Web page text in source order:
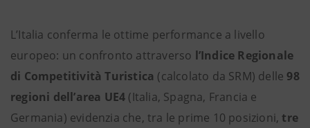
L’Italia conferma le ottime performance a livello
europeo: un confronto attraverso l’Indice Regionale
di Competitività Turistica (calcolato da SRM) delle 98
regioni dell’area UE4 (Italia, Spagna, Francia e
Germania) evidenzia che, tra le prime 10 posizioni, tre